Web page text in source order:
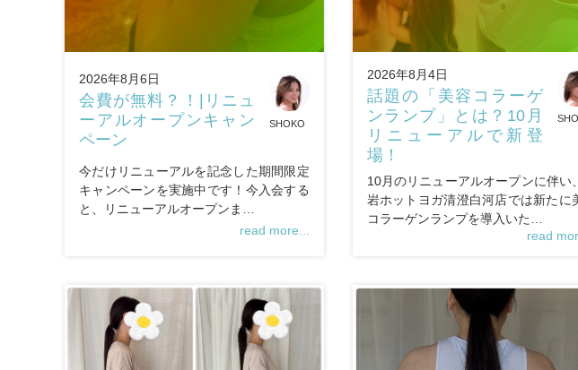
2026年8月6日
会費が無料？！|リニュ
ーアルオープンキャン
ペーン
SHOKO
今だけリニューアルを記念した期間限定
キャンペーンを実施中です！今入会する
と、リニューアルオープンま…
read more...
2026年8月4日
話題の「美容コラーゲ
ンランプ」とは？10月
リニューアルで新登
場！
10月のリニューアルオープンに伴い
岩ホットヨガ清澄白河店では新たに
コラーゲンランプを導入いた…
read